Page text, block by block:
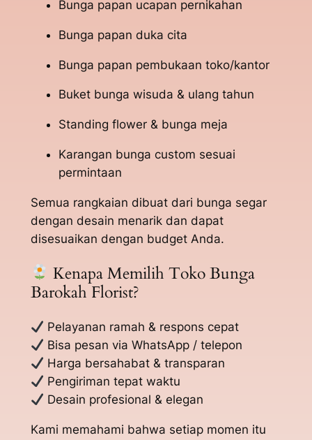
Bunga papan ucapan pernikahan
Bunga papan duka cita
Bunga papan pembukaan toko/kantor
Buket bunga wisuda & ulang tahun
Standing flower & bunga meja
Karangan bunga custom sesuai
permintaan
Semua rangkaian dibuat dari bunga segar
dengan desain menarik dan dapat
disesuaikan dengan budget Anda.
Kenapa Memilih Toko Bunga
Barokah Florist?
Pelayanan ramah & respons cepat
Bisa pesan via WhatsApp / telepon
Harga bersahabat & transparan
Pengiriman tepat waktu
Desain profesional & elegan
Kami memahami bahwa setiap momen itu